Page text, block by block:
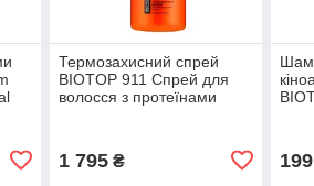
Термозахисний спрей
BIOTOP 911 Спрей для
волосся з протеїнами
1 795₴ 199